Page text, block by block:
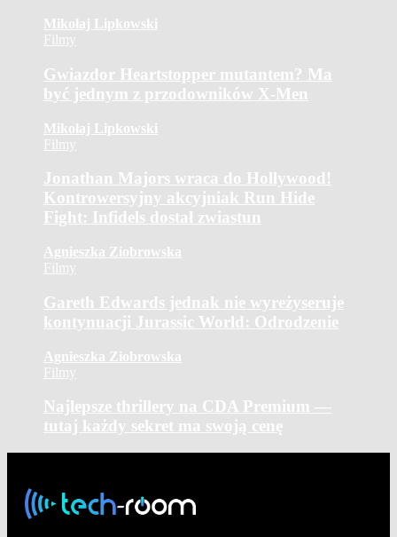
Mikołaj Lipkowski
Filmy
Gwiazdor Heartstopper mutantem? Ma
być jednym z przodowników X-Men
Mikołaj Lipkowski
Filmy
Jonathan Majors wraca do Hollywood!
Kontrowersyjny akcyjniak Run Hide
Fight: Infidels dostał zwiastun
Agnieszka Ziobrowska
Filmy
Gareth Edwards jednak nie wyreżyseruje
kontynuacji Jurassic World: Odrodzenie
Agnieszka Ziobrowska
Filmy
Najlepsze thrillery na CDA Premium —
tutaj każdy sekret ma swoją cenę